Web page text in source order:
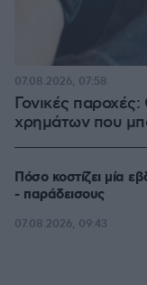
Γονικές
χρημάτων που
07.08.2026, 07:58
Πόσο κοστίζει μία
- παράδεισους
07.08.2026, 09:43